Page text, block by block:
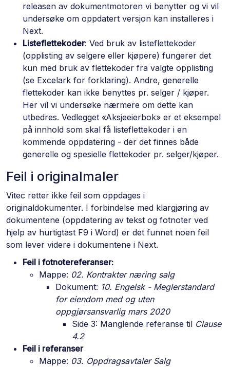
releasen av dokumentmotoren vi benytter og vi vil
undersøke om oppdatert versjon kan installeres i
Next.
Listeflettekoder: Ved bruk av listeflettekoder
(opplisting av selgere eller kjøpere) fungerer det
kun med bruk av flettekoder fra valgte opplisting
(se Excelark for forklaring). Andre, generelle
flettekoder kan ikke benyttes pr. selger / kjøper.
Her vil vi undersøke nærmere om dette kan
utbedres. Vedlegget «Aksjeeierbok» er et eksempel
på innhold som skal få listeflettekoder i en
kommende oppdatering - der det finnes både
generelle og spesielle flettekoder pr. selger/kjøper.
Feil i originalmaler
Vitec retter ikke feil som oppdages i
originaldokumenter. I forbindelse med klargjøring av
dokumentene (oppdatering av tekst og fotnoter ved
hjelp av hurtigtast F9 i Word) er det funnet noen feil
som lever videre i dokumentene i Next.
Feil i fotnotereferanser:
Mappe: 02. Kontrakter næring salg
Dokument: 10. Engelsk - Meglerstandard
for eiendom med og uten
oppgjørsansvarlig mars 2020
Side 3: Manglende referanse til Clause
4.2
Feil i referanser
Mappe: 03. Oppdragsavtaler Salg